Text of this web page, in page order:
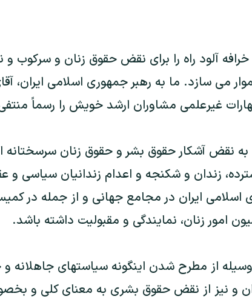
خرافه آلود راه را برای نقض حقوق زنان و سرکوب و
می سازد. ما به رهبر جمهوری اسلامی ايران،
غيرعلمی مشاوران ارشد خويش را رسماً
به نقض آشکار حقوق بشر و حقوق زنان سرسختانه
زندان و شکنجه و اعدام زندانيان سياسی و
اسلامی ايران در مجامع جهانی و از جمله در
امور زنان، نمايندگی و مقبوليت داشته باشد.
از مطرح شدن اينگونه سياستهای جاهلانه و
و نيز از نقض حقوق بشری به معنای کلی و